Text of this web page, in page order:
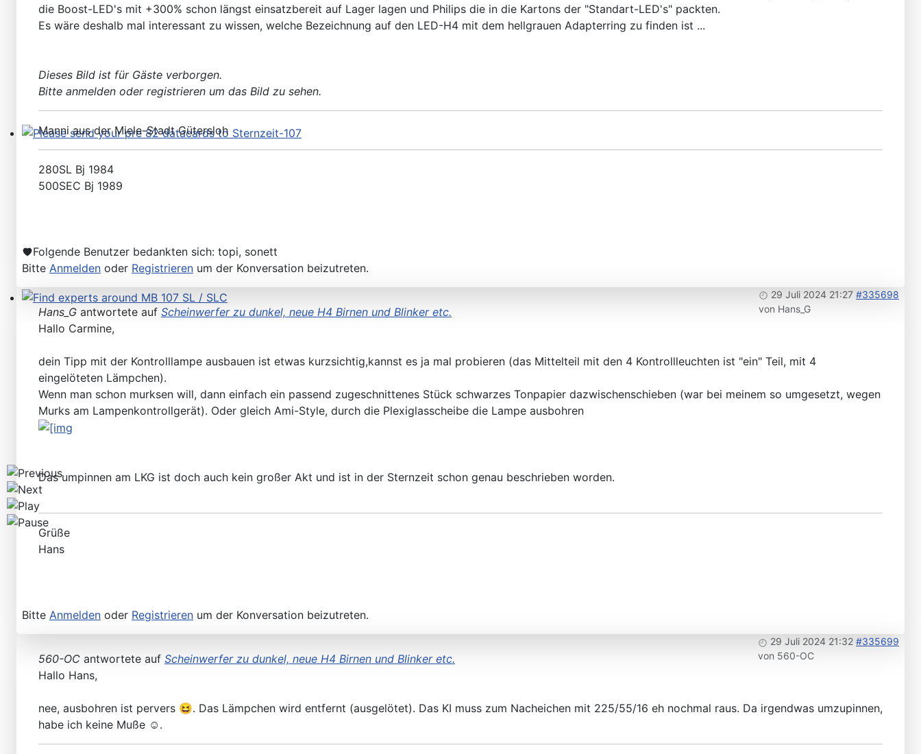
Please send your pre 82 datacards to Sternzeit-107
Find experts around MB 107 SL / SLC
die Boost-LED's mit +300% schon längst einsatzbereit auf Lager lagen und Philips die in die Kartons der "Standart-LED's" packten.
Es wäre deshalb mal interessant zu wissen, welche Bezeichnung auf den LED-H4 mit dem hellgrauen Adapterring zu finden ist ...
Dieses Bild ist für Gäste verborgen.
Bitte anmelden oder registrieren um das Bild zu sehen.
Manni aus der Miele-Stadt Gütersloh
280SL Bj 1984
500SEC Bj 1989
Folgende Benutzer bedankten sich: topi, sonett
Bitte Anmelden oder Registrieren um der Konversation beizutreten.
29 Juli 2024 21:27 #335698
von Hans_G
Hans_G antwortete auf Scheinwerfer zu dunkel, neue H4 Birnen und Blinker etc.
Hallo Carmine,
dein Tipp mit der Kontrolllampe ausbauen ist etwas kurzsichtig,kannst es ja mal probieren (das Mittelteil mit den 4 Kontrollleuchten ist "ein" Teil, mit 4
eingelöteten Lämpchen).
Wenn man schon murksen will, dann einfach ein passend zugeschnittenes Stück schwarzes Tonpapier dazwischenschieben (war bei meinem so umgesetzt, wegen
Murks am Lampenkontrollgerät). Oder gleich Ami-Style, durch die Plexiglasscheibe die Lampe ausbohren
Das umpinnen am LKG ist doch auch kein großer Akt und ist in der Sternzeit schon genau beschrieben worden.
Grüße
Hans
Bitte Anmelden oder Registrieren um der Konversation beizutreten.
29 Juli 2024 21:32 #335699
von 560-OC
560-OC antwortete auf Scheinwerfer zu dunkel, neue H4 Birnen und Blinker etc.
Hallo Hans,
nee, ausbohren ist pervers 😆. Das Lämpchen wird entfernt (ausgelötet). Das KI muss zum Nacheichen mit 225/55/16 eh nochmal raus. Da irgendwas umzupinnen,
habe ich keine Muße ☺️.